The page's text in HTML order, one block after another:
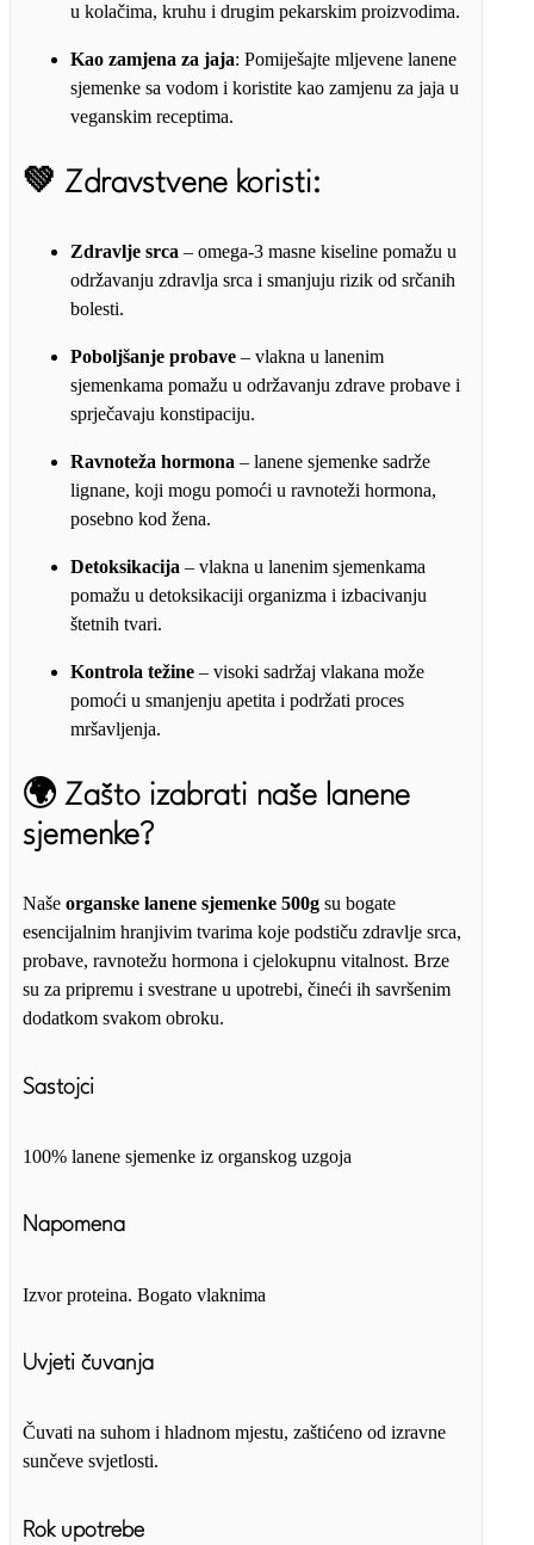
u kolačima, kruhu i drugim pekarskim proizvodima.
Kao zamjena za jaja: Pomiješajte mljevene lanene
sjemenke sa vodom i koristite kao zamjenu za jaja u
veganskim receptima.
💚 Zdravstvene koristi:
Zdravlje srca – omega-3 masne kiseline pomažu u
održavanju zdravlja srca i smanjuju rizik od srčanih
bolesti.
Poboljšanje probave – vlakna u lanenim
sjemenkama pomažu u održavanju zdrave probave i
sprječavaju konstipaciju.
Ravnoteža hormona – lanene sjemenke sadrže
lignane, koji mogu pomoći u ravnoteži hormona,
posebno kod žena.
Detoksikacija – vlakna u lanenim sjemenkama
pomažu u detoksikaciji organizma i izbacivanju
štetnih tvari.
Kontrola težine – visoki sadržaj vlakana može
pomoći u smanjenju apetita i podržati proces
mršavljenja.
🌍 Zašto izabrati naše lanene
sjemenke?
Naše organske lanene sjemenke 500g su bogate
esencijalnim hranjivim tvarima koje podstiču zdravlje srca,
probave, ravnotežu hormona i cjelokupnu vitalnost. Brze
su za pripremu i svestrane u upotrebi, čineći ih savršenim
dodatkom svakom obroku.
Sastojci
100% lanene sjemenke iz organskog uzgoja
Napomena
Izvor proteina. Bogato vlaknima
Uvjeti čuvanja
Čuvati na suhom i hladnom mjestu, zaštićeno od izravne
sunčeve svjetlosti.
Rok upotrebe